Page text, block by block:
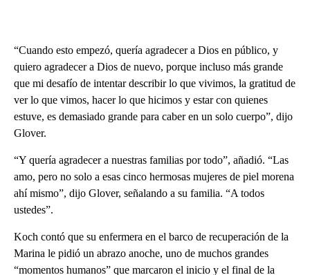
“Cuando esto empezó, quería agradecer a Dios en público, y
quiero agradecer a Dios de nuevo, porque incluso más grande
que mi desafío de intentar describir lo que vivimos, la gratitud de
ver lo que vimos, hacer lo que hicimos y estar con quienes
estuve, es demasiado grande para caber en un solo cuerpo”, dijo
Glover.
“Y quería agradecer a nuestras familias por todo”, añadió. “Las
amo, pero no solo a esas cinco hermosas mujeres de piel morena
ahí mismo”, dijo Glover, señalando a su familia. “A todos
ustedes”.
Koch contó que su enfermera en el barco de recuperación de la
Marina le pidió un abrazo anoche, uno de muchos grandes
“momentos humanos” que marcaron el inicio y el final de la